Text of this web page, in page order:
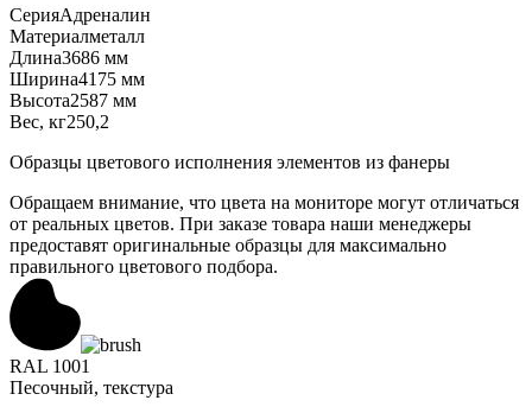
СерияАдреналин
Материалметалл
Длина3686 мм
Ширина4175 мм
Высота2587 мм
Вес, кг250,2
Образцы цветового исполнения элементов из фанеры
Обращаем внимание, что цвета на мониторе могут отличаться
от реальных цветов. При заказе товара наши менеджеры
предоставят оригинальные образцы для максимально
правильного цветового подбора.
RAL 1001
Песочный, текстура